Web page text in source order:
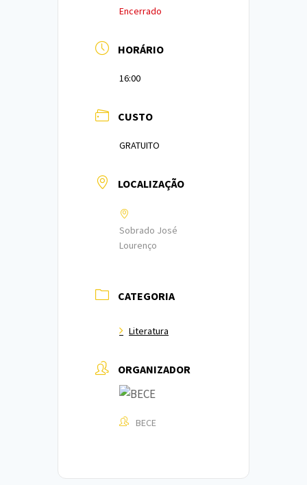
Encerrado
HORÁRIO
16:00
CUSTO
GRATUITO
LOCALIZAÇÃO
Sobrado José
Lourenço
CATEGORIA
Literatura
ORGANIZADOR
BECE